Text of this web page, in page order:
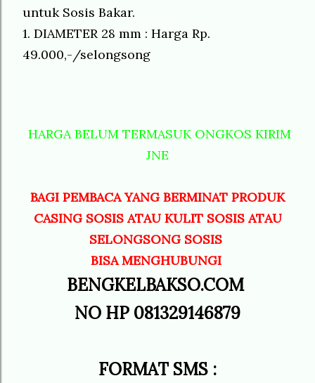
untuk Sosis Bakar.
1. DIAMETER 28 mm : Harga Rp.
49.000,-/selongsong
HARGA BELUM TERMASUK ONGKOS KIRIM
JNE
BAGI PEMBACA YANG BERMINAT PRODUK
CASING SOSIS ATAU KULIT SOSIS ATAU
SELONGSONG SOSIS
BISA MENGHUBUNGI
BENGKELBAKSO.COM
NO HP 081329146879
FORMAT SMS :